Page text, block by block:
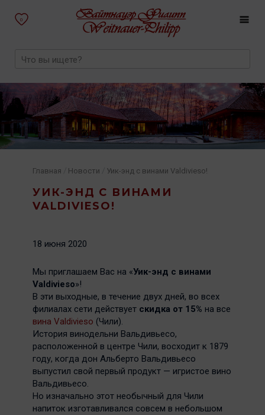
0
УИК-ЭНД С ВИНАМИ
VALDIVIESO!
Главная Новости Уик-энд с винами Valdivieso!
18 июня 2020
Мы приглашаем Вас на «Уик-энд с винами
Valdivieso»!
В эти выходные, в течение двух дней, во всех
филиалах сети действует скидка от 15% на все
вина Valdivieso (Чили).
История винодельни Вальдивьесо,
расположенной в центре Чили, восходит к 1879
году, когда дон Альберто Вальдивьесо
выпустил свой первый продукт — игристое вино
Вальдивьесо.
Но изначально этот необычный для Чили
напиток изготавливался совсем в небольшом